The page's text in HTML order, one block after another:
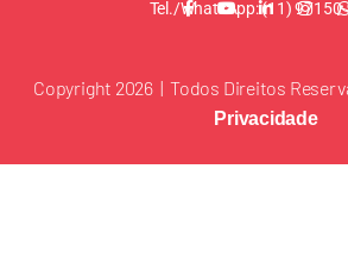
Tel./WhatsApp: (11)
Copyright 2026 | Todos Direitos
Privacidade